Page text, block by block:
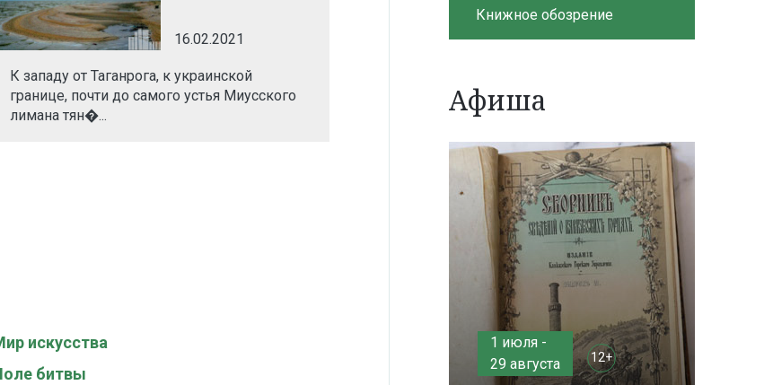
16.02.2021
К западу от Таганрога, к украинской
границе, почти до самого устья Миусского
лимана тян�...
искусства
битвы
Книжное обозрение
Афиша
1 июля -
29 августа
12+